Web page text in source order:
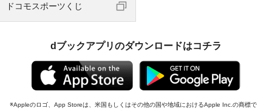
ドコモスポーツくじ
dブックアプリのダウンロードはコチラ
Appleのロゴ、App Storeは、米国もしくはその他の国や地域におけるApple Inc.の商標で